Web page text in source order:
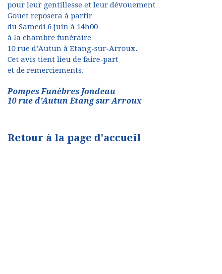
pour leur gentillesse et leur dévouement
Gouet reposera à partir
du Samedi 6 juin à 14h00
à la chambre funéraire
10 rue d’Autun à Etang-sur-Arroux.
Cet avis tient lieu de faire-part
et de remerciements.
Pompes Funèbres Jondeau
10 rue d’Autun Etang sur Arroux
Retour à la page d'accueil